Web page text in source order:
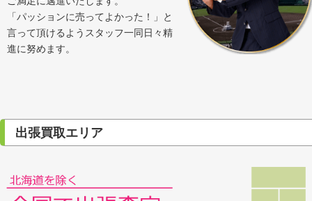
「パッションに売ってよかった！」と
言って頂けるようスタッフ一同日々精
進に努めます。
出張買取エリア